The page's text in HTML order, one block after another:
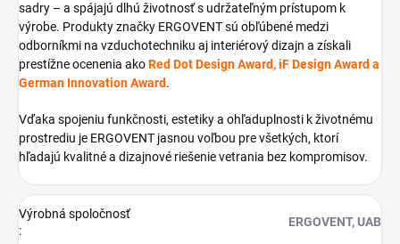
sadry – a spájajú dlhú životnosť s udržateľným prístupom k
výrobe. Produkty značky ERGOVENT sú obľúbené medzi
odborníkmi na vzduchotechniku aj interiérový dizajn a získali
prestížne ocenenia akoRed Dot Design Award, iF Design Award a
German Innovation Award.
Vďaka spojeniu funkčnosti, estetiky a ohľaduplnosti k životnému
prostrediu je ERGOVENT jasnou voľbou pre všetkých, ktorí
hľadajú kvalitné a dizajnové riešenie vetrania bez kompromisov.
Výrobná spoločnosť
:
ERGOVENT, UAB